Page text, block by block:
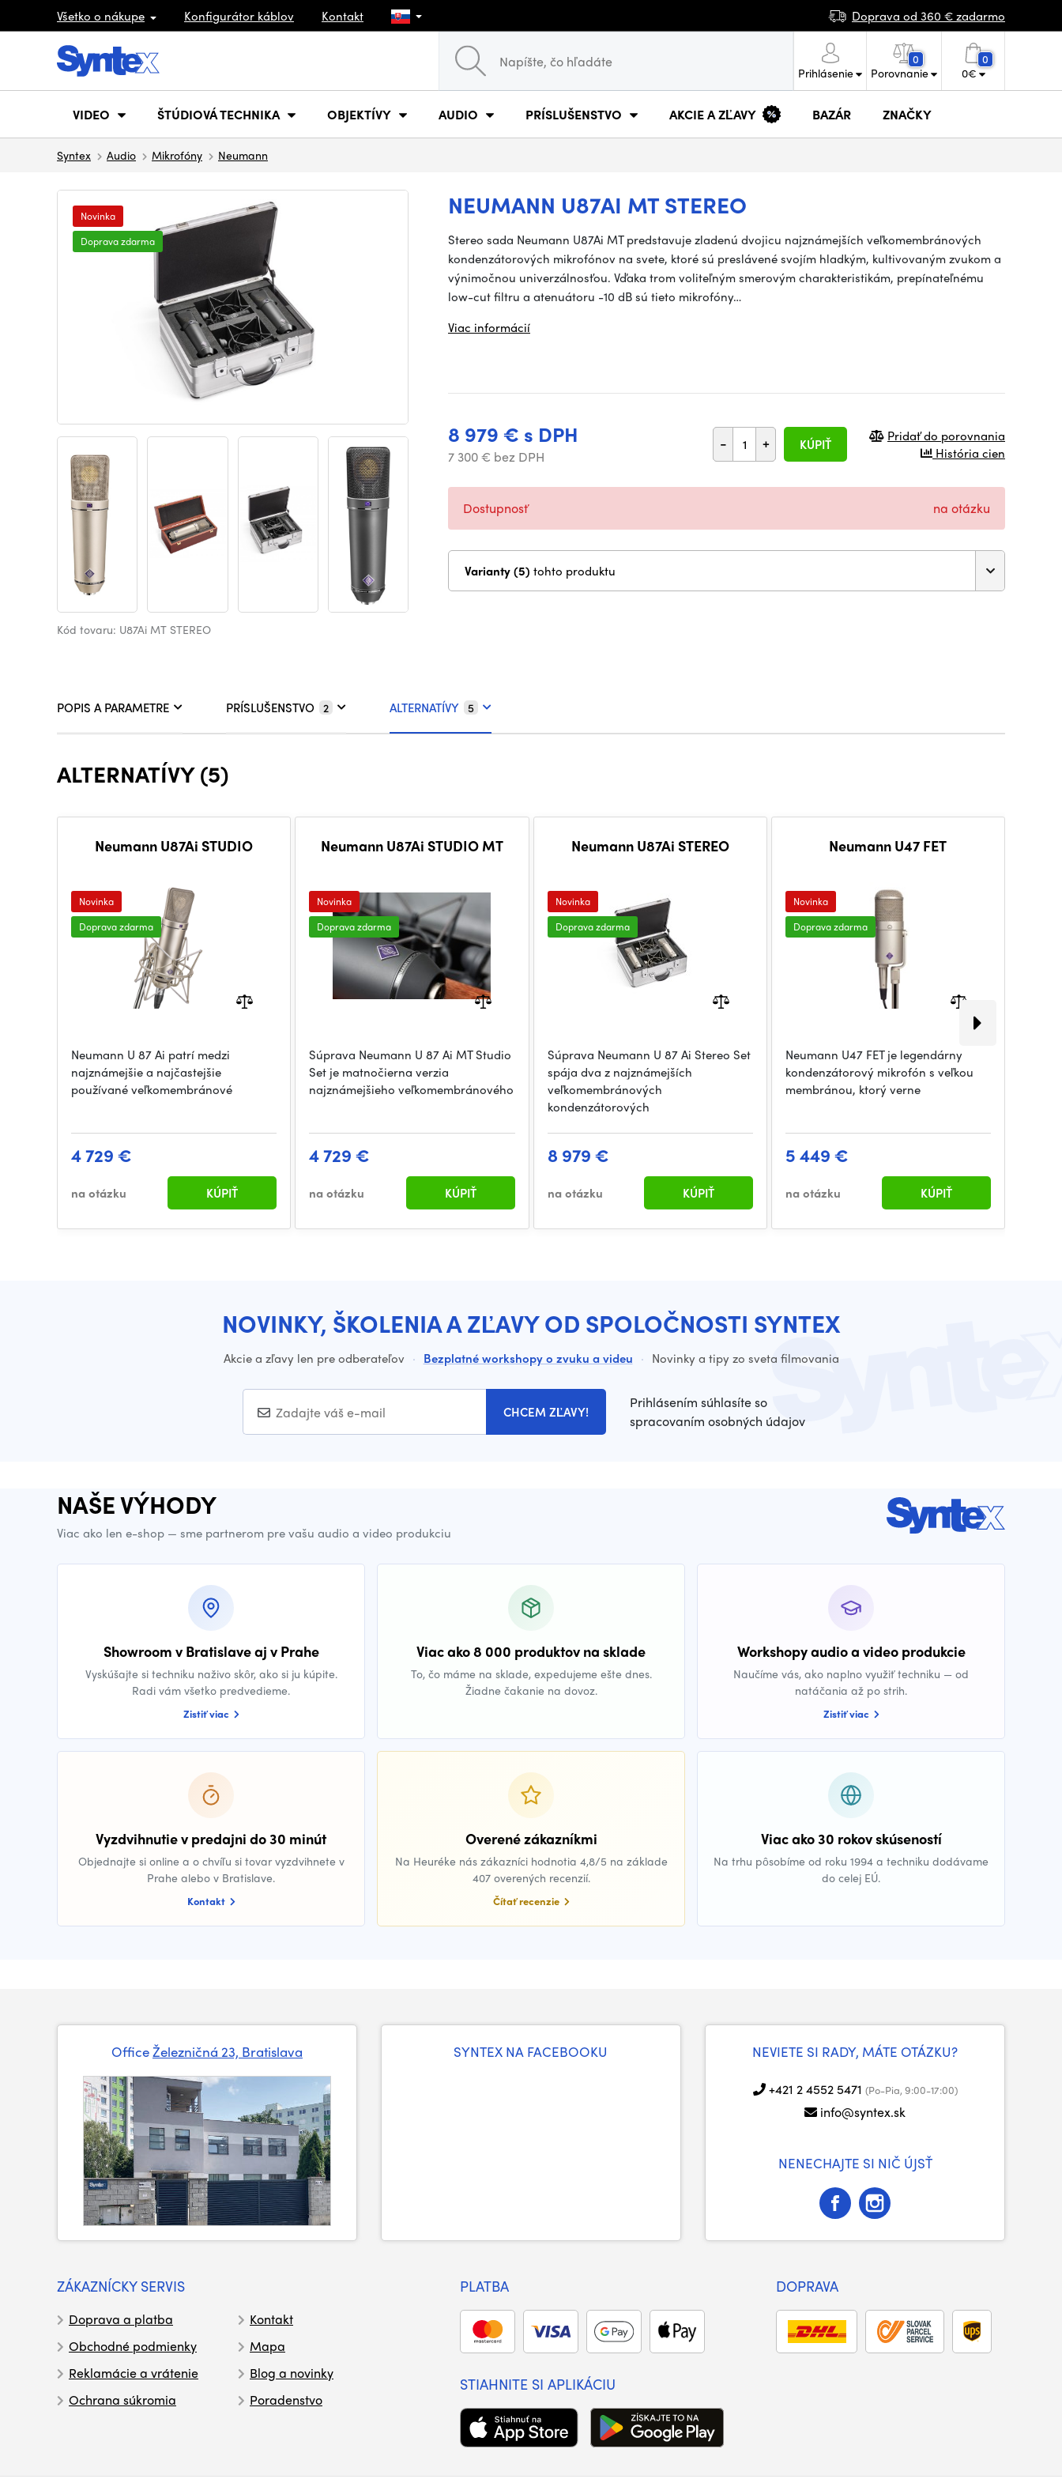
Všetko o nákupe Konfigurátor káblov Kontakt Doprava od 360 € zadarmo
Prihlásenie
0
Porovnanie
0
0€
VIDEO ŠTÚDIOVÁ TECHNIKA OBJEKTÍVY AUDIO PRÍSLUŠENSTVO AKCIE A ZĽAVY BAZÁR ZNAČKY
Syntex Audio Mikrofóny Neumann
NEUMANN U87AI MT STEREO
Novinka
Doprava zdarma
Kód tovaru: U87Ai MT STEREO
Stereo sada Neumann U87Ai MT predstavuje zladenú dvojicu najznámejších veľkomembránových
kondenzátorových mikrofónov na svete, ktoré sú preslávené svojím hladkým, kultivovaným zvukom a
výnimočnou univerzálnosťou. Vďaka trom voliteľným smerovým charakteristikám, prepínateľnému
low-cut filtru a atenuátoru -10 dB sú tieto mikrofóny…
Viac informácií
8 979 € s DPH
7 300 € bez DPH
- + KÚPIŤ
Pridať do porovnania
História cien
Dostupnosť na otázku
Varianty (5) tohto produktu
POPIS A PARAMETRE PRÍSLUŠENSTVO 2 ALTERNATÍVY 5
ALTERNATÍVY (5)
Neumann U87Ai STUDIO
Novinka
Doprava zdarma
Neumann U 87 Ai patrí medzi
najznámejšie a najčastejšie
používané veľkomembránové
4 729 €
na otázku KÚPIŤ
Neumann U87Ai STUDIO MT
Novinka
Doprava zdarma
Súprava Neumann U 87 Ai MT Studio
Set je matnočierna verzia
najznámejšieho veľkomembránového
4 729 €
na otázku KÚPIŤ
Neumann U87Ai STEREO
Novinka
Doprava zdarma
Súprava Neumann U 87 Ai Stereo Set
spája dva z najznámejších
veľkomembránových
kondenzátorových
8 979 €
na otázku KÚPIŤ
Neumann U47 FET
Novinka
Doprava zdarma
Neumann U47 FET je legendárny
kondenzátorový mikrofón s veľkou
membránou, ktorý verne
5 449 €
na otázku KÚPIŤ
NOVINKY, ŠKOLENIA A ZĽAVY OD SPOLOČNOSTI SYNTEX
Akcie a zľavy len pre odberateľov · Bezplatné workshopy o zvuku a videu · Novinky a tipy zo sveta filmovania
CHCEM ZĽAVY!
Prihlásením súhlasíte so
spracovaním osobných údajov
NAŠE VÝHODY
Viac ako len e-shop — sme partnerom pre vašu audio a video produkciu
Showroom v Bratislave aj v Prahe
Vyskúšajte si techniku naživo skôr, ako si ju kúpite.
Radi vám všetko predvedieme.
Zistiť viac
Viac ako 8 000 produktov na sklade
To, čo máme na sklade, expedujeme ešte dnes.
Žiadne čakanie na dovoz.
Workshopy audio a video produkcie
Naučíme vás, ako naplno využiť techniku — od
natáčania až po strih.
Zistiť viac
Vyzdvihnutie v predajni do 30 minút
Objednajte si online a o chvíľu si tovar vyzdvihnete v
Prahe alebo v Bratislave.
Kontakt
Overené zákazníkmi
Na Heuréke nás zákazníci hodnotia 4,8/5 na základe
407 overených recenzií.
Čítať recenzie
Viac ako 30 rokov skúseností
Na trhu pôsobíme od roku 1994 a techniku dodávame
do celej EÚ.
OfficeŽelezničná 23, Bratislava SYNTEX NA FACEBOOKU NEVIETE SI RADY, MÁTE OTÁZKU?
+421 2 4552 5471 (Po-Pia, 9:00-17:00)
info@syntex.sk
NENECHAJTE SI NIČ ÚJSŤ
ZÁKAZNÍCKY SERVIS
Doprava a platba
Obchodné podmienky
Reklamácie a vrátenie
Ochrana súkromia
Kontakt
Mapa
Blog a novinky
Poradenstvo
PLATBA DOPRAVA
STIAHNITE SI APLIKÁCIU